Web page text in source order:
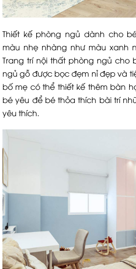
Thiết kế phòng ngủ dành cho
màu nhẹ nhàng như màu xanh
Trang trí nội thất phòng ngủ cho
ngủ gỗ được bọc đẹm nỉ đẹp và
bố mẹ có thể thiết kế thêm bàn
bé yêu để bé thỏa thích bài trí
yêu thích.